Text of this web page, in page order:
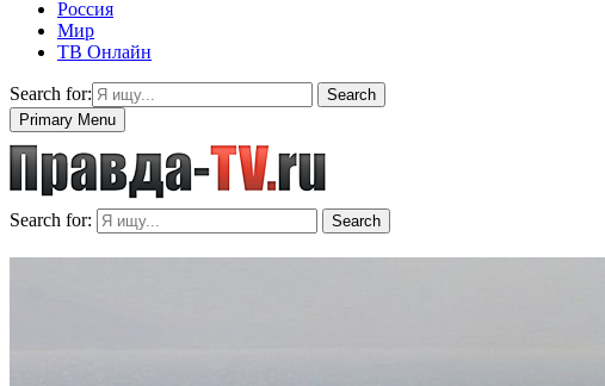
Россия
Мир
ТВ Онлайн
Search for:
Search
Primary Menu
Search for: Search